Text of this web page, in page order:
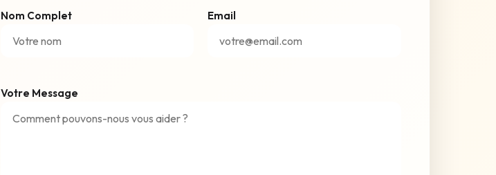
Nom Complet Email
Votre Message